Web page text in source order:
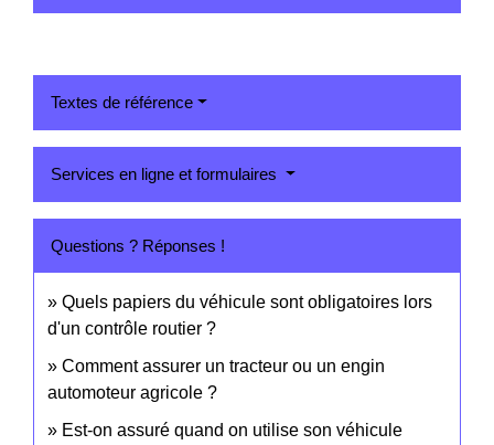
Textes de référence
Services en ligne et formulaires
Questions ? Réponses !
Quels papiers du véhicule sont obligatoires lors
d'un contrôle routier ?
Comment assurer un tracteur ou un engin
automoteur agricole ?
Est-on assuré quand on utilise son véhicule